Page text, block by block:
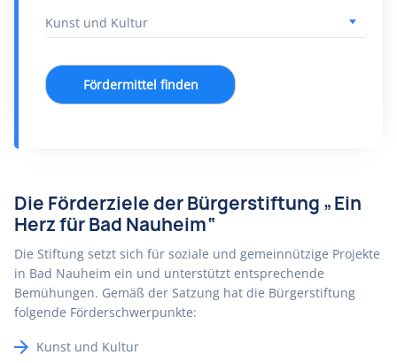
Fördermittel finden
Die Förderziele der Bürgerstiftung „Ein
Herz für Bad Nauheim“
Die Stiftung setzt sich für soziale und gemeinnützige Projekte
in Bad Nauheim ein und unterstützt entsprechende
Bemühungen. Gemäß der Satzung hat die Bürgerstiftung
folgende Förderschwerpunkte:
Kunst und Kultur